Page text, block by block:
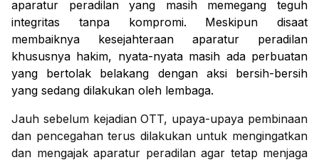
aparatur peradilan yang masih memegang teguh
integritas tanpa kompromi. Meskipun disaat
membaiknya kesejahteraan aparatur peradilan
khususnya hakim, nyata-nyata masih ada perbuatan
yang bertolak belakang dengan aksi bersih-bersih
yang sedang dilakukan oleh lembaga.
Jauh sebelum kejadian OTT, upaya-upaya pembinaan
dan pencegahan terus dilakukan untuk mengingatkan
dan mengajak aparatur peradilan agar tetap menjaga